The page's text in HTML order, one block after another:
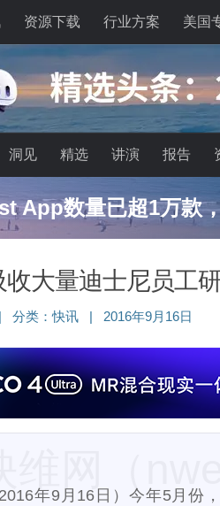
资源下载 行业方案 美国
洞见 精选 讲演 报告
App数量已超1万款
收大量迪士尼员工
分类：快讯 2016年9月16日
2016年9月16日）今年5月份
维网（